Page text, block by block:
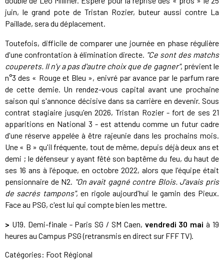
juin, le grand pote de Tristan Rozier, buteur aussi contre La
Paillade, sera du déplacement.
Toutefois, difficile de comparer une journée en phase régulière
d'une confrontation à élimination directe. "Ce sont des matchs
couperets. Il n'y a pas d'autre choix que de gagner", prévient le
n°3 des « Rouge et Bleu », enivré par avance par le parfum rare
de cette demie. Un rendez-vous capital avant une prochaine
saison qui s'annonce décisive dans sa carrière en devenir. Sous
contrat stagiaire jusqu'en 2026, Tristan Rozier - fort de ses 21
apparitions en National 3 - est attendu comme un futur cadre
d'une réserve appelée à être rajeunie dans les prochains mois.
Une « B » qu'il fréquente, tout de même, depuis déjà deux ans et
demi ; le défenseur y ayant fêté son baptême du feu, du haut de
ses 16 ans à l'époque, en octobre 2022, alors que l'équipe était
pensionnaire de N2. "On avait gagné contre Blois. J'avais pris
de sacrés tampons", en rigole aujourd'hui le gamin des Pieux.
Face au PSG, c'est lui qui compte bien les mettre.
> U19. Demi-finale - Paris SG / SM Caen, vendredi 30 mai à 19
heures au Campus PSG (retransmis en direct sur FFF TV).
Catégories: Foot Régional